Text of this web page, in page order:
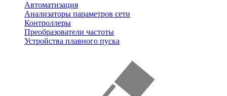
Автоматизация
Анализаторы параметров сети
Контроллеры
Преобразователи частоты
Устройства плавного пуска